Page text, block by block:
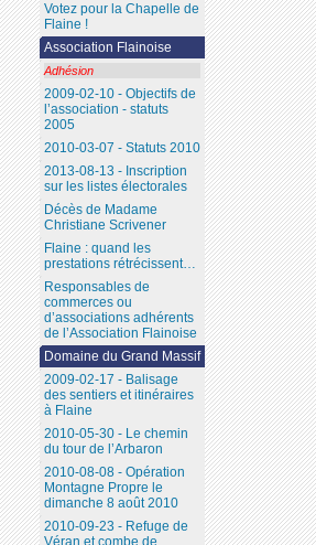
Votez pour la Chapelle de
Flaine !
Association Flainoise
Adhésion
2009-02-10 - Objectifs de
l’association - statuts
2005
2010-03-07 - Statuts 2010
2013-08-13 - Inscription
sur les listes électorales
Décès de Madame
Christiane Scrivener
Flaine : quand les
prestations rétrécissent…
Responsables de
commerces ou
d’associations adhérents
de l’Association Flainoise
Domaine du Grand Massif
2009-02-17 - Balisage
des sentiers et itinéraires
à Flaine
2010-05-30 - Le chemin
du tour de l’Arbaron
2010-08-08 - Opération
Montagne Propre le
dimanche 8 août 2010
2010-09-23 - Refuge de